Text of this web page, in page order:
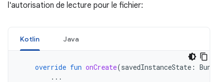
l'autorisation de lecture pour le fichier:
Kotlin Java
override fun onCreate(savedInstanceState :
...